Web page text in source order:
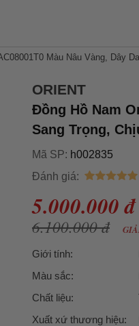
Màu Nâu Vàng, Dây
ORIENT
Đồng Hồ Nam
Sang Trọng,
Mã SP: h002835
Đánh giá:
5.000.000 đ
6.100.000 đ
Giới tính:
Màu sắc:
Chất liệu:
Xuất xứ thương hiệu: